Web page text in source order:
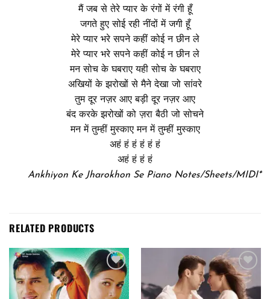
मैं जब से तेरे प्यार के रंगों में रंगी हूँ
जगते हुए सोई रही नींदों में जगी हूँ
मेरे प्यार भरे सपने कहीं कोई न छीन ले
मेरे प्यार भरे सपने कहीं कोई न छीन ले
मन सोच के घबराए यही सोच के घबराए
अखियों के झरोखों से मैने देखा जो सांवरे
तुम दूर नज़र आए बड़ी दूर नज़र आए
बंद करके झरोखों को ज़रा बैठी जो सोचने
मन में तुम्हीं मुस्काए मन में तुम्हीं मुस्काए
अहं हं हं हं हं हं
अहं हं हं हं
Ankhiyon Ke Jharokhon Se Piano Notes/Sheets/MIDI*
RELATED PRODUCTS
Add to
wishlist
Add to
wishlist